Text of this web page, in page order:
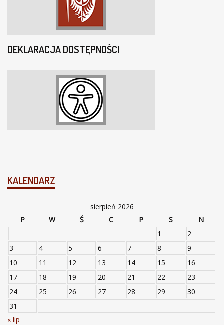
DEKLARACJA DOSTĘPNOŚCI
KALENDARZ
sierpień 2026
P
W Ś C P S
N
1
2
3
4 5 6 7 8
9
10
11 12 13 14 15
16
17
18 19 20 21 22
23
24
25 26 27 28 29
30
31
« lip